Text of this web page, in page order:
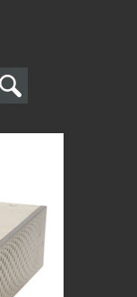
搜
表
單
搜